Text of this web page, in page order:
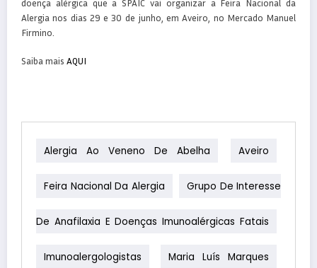
doença alérgica que a SPAIC vai organizar a Feira Nacional da
Alergia nos dias 29 e 30 de junho, em Aveiro, no Mercado Manuel
Firmino.
Saiba mais AQUI
Alergia Ao Veneno De Abelha Aveiro
Feira Nacional Da Alergia Grupo De Interesse
De Anafilaxia E Doenças Imunoalérgicas Fatais
Imunoalergologistas Maria Luís Marques